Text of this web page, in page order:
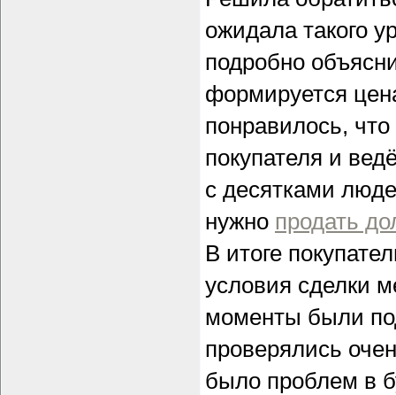
ожидала такого
подробно
формируется
понравилось,
покупателя и
с десятками
нужно продать
В итоге
условия сделки
моменты были
проверялись
было проблем в